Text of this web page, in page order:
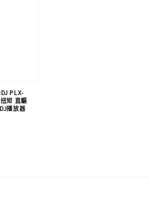
PLX-
矩 直驅
播放器